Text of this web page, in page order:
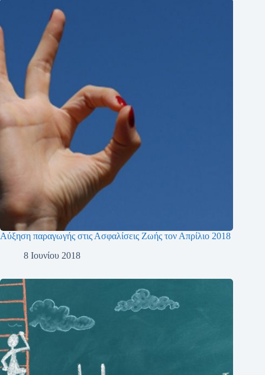
Αύξηση παραγωγής στις Ασφαλίσεις Ζωής τον Απρίλιο 2018
8 Ιουνίου 2018